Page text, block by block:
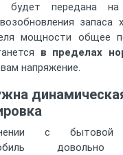
будет передана на
запаса
мощности общее
в пределах
напряжение.
с бытовой